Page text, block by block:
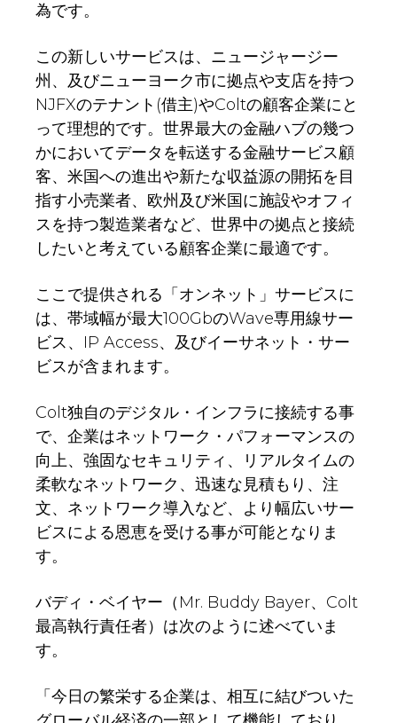
為です。
この新しいサービスは、ニュージャージー
州、及びニューヨーク市に拠点や支店を持つ
NJFXのテナント(借主)やColtの顧客企業にと
って理想的です。世界最大の金融ハブの幾つ
かにおいてデータを転送する金融サービス顧
客、米国への進出や新たな収益源の開拓を目
指す小売業者、欧州及び米国に施設やオフィ
スを持つ製造業者など、世界中の拠点と接続
したいと考えている顧客企業に最適です。
ここで提供される「オンネット」サービスに
は、帯域幅が最大100GbのWave専用線サー
ビス、IP Access、及びイーサネット・サー
ビスが含まれます。
Colt独自のデジタル・インフラに接続する事
で、企業はネットワーク・パフォーマンスの
向上、強固なセキュリティ、リアルタイムの
柔軟なネットワーク、迅速な見積もり、注
文、ネットワーク導入など、より幅広いサー
ビスによる恩恵を受ける事が可能となりま
す。
バディ・ベイヤー（Mr. Buddy Bayer、Colt
最高執行責任者）は次のように述べていま
す。
「今日の繁栄する企業は、相互に結びついた